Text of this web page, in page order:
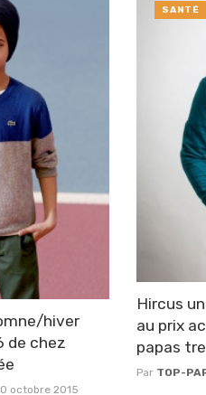
hiver
de chez
octobre 2015
Hircus
au prix
papas
Par TOP-
SANTÉ